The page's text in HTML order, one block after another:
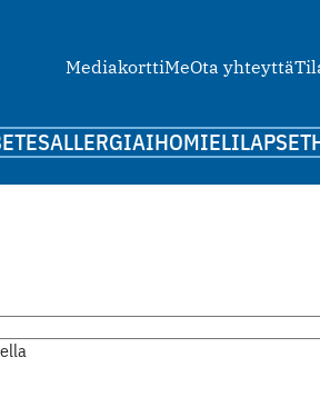
MediakorttiMeOta yhteyttä
ALLERGIAIHOMIELILAPSET